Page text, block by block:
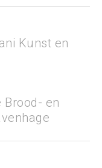
Kunst en
Brood- en